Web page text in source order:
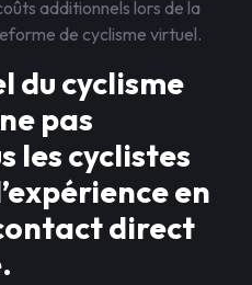
additionnels lors de la
de cyclisme virtuel.
du cyclisme
pas
les cyclistes
en
direct